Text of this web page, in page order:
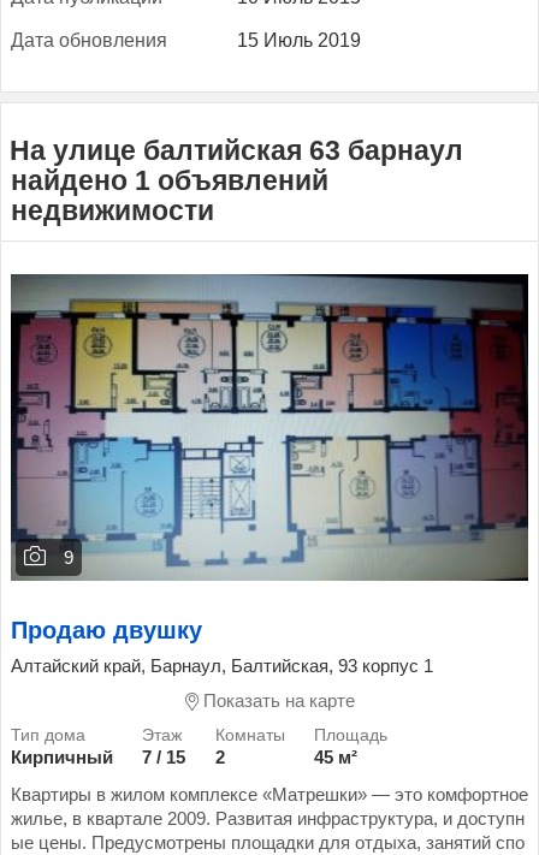
Да­та об­новле­ния 15 Июль 2019
На улице балтийская 63 барнаул
найдено 1 объявлений
недвижимости
9
Продаю двушку
Алтайский край, Барнаул, Балтийская, 93 корпус 1
Показать на карте
Кирпичный 7 / 15 2
45 м²
Квартиры в жилом комплексе «Матрешки» — это комфортное
жилье, в квартале 2009. Развитая инфраструктура, и доступн
ые цены. Предусмотрены площадки для отдыха, занятий спо